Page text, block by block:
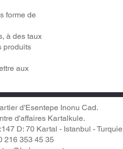
forme de
à des taux
produits
aux
d'Esentepe Inonu Cad.
d'affaires Kartalkule.
D: 70 Kartal - Istanbul - Turquie
216 353 45 35